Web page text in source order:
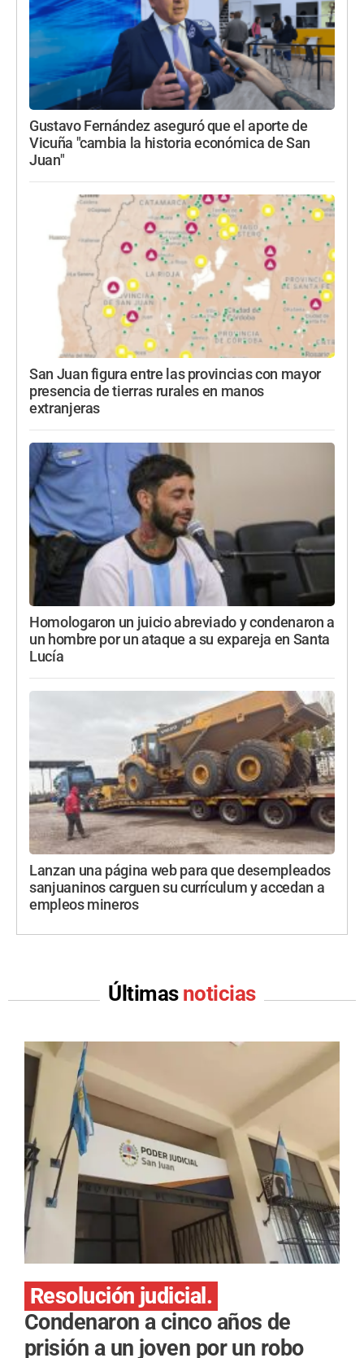
Gustavo Fernández aseguró que el aporte de
Vicuña "cambia la historia económica de San
Juan"
San Juan figura entre las provincias con mayor
presencia de tierras rurales en manos
extranjeras
Homologaron un juicio abreviado y condenaron a
un hombre por un ataque a su expareja en Santa
Lucía
Lanzan una página web para que desempleados
sanjuaninos carguen su currículum y accedan a
empleos mineros
Últimas noticias
Resolución judicial.
Condenaron a cinco años de
prisión a un joven por un robo